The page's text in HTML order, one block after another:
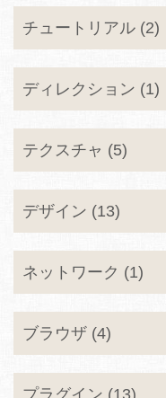
チュートリアル (2)
ディレクション (1)
テクスチャ (5)
デザイン (13)
ネットワーク (1)
ブラウザ (4)
プラグイン (13)